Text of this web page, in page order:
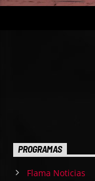
PROGRAMAS
Flama Noticias